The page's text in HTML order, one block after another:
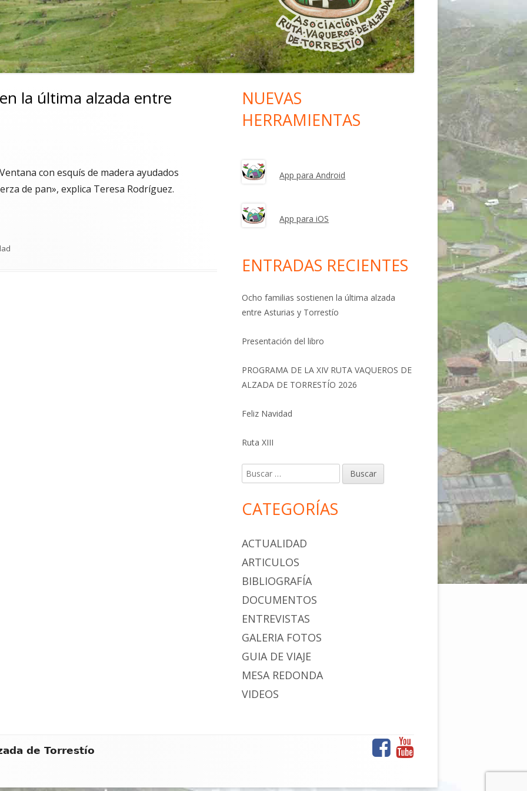
SUBIDA
I RUTA VAQUEROS DE ALZADA –
BAJADA
I RUTA VAQUEROS DE ALZADA –
la última alzada entre
con esquís de madera ayudados
de pan», explica Teresa Rodríguez.
Barra
lateral
NUEVAS
HERRAMIENTAS
App para Android
App para iOS
ENTRADAS RECIENTES
Ocho familias sostienen la última alzada
entre Asturias y Torrestío
Presentación del libro
PROGRAMA DE LA XIV RUTA VAQUEROS DE
ALZADA DE TORRESTÍO 2026
Feliz Navidad
Ruta XIII
Buscar:
CATEGORÍAS
ACTUALIDAD
ARTICULOS
BIBLIOGRAFÍA
DOCUMENTOS
ENTREVISTAS
GALERIA FOTOS
GUIA DE VIAJE
MESA REDONDA
VIDEOS
de Torrestío
Facebook